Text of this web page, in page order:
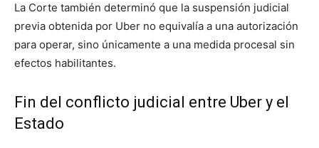
La Corte también determinó que la suspensión judicial
previa obtenida por Uber no equivalía a una autorización
para operar, sino únicamente a una medida procesal sin
efectos habilitantes.
Fin del conflicto judicial entre Uber y el
Estado